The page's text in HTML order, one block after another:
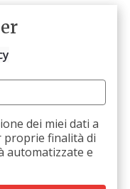
dei miei dati a
finalità di
automatizzate e